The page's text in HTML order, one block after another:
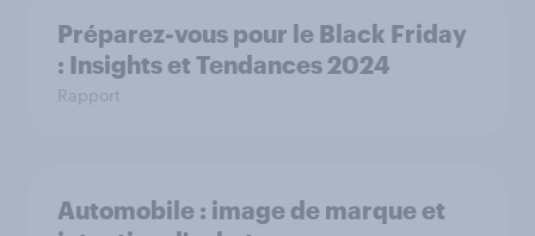
Préparez-vous pour le Black Friday
: Insights et Tendances 2024
Rapport
Automobile : image de marque et